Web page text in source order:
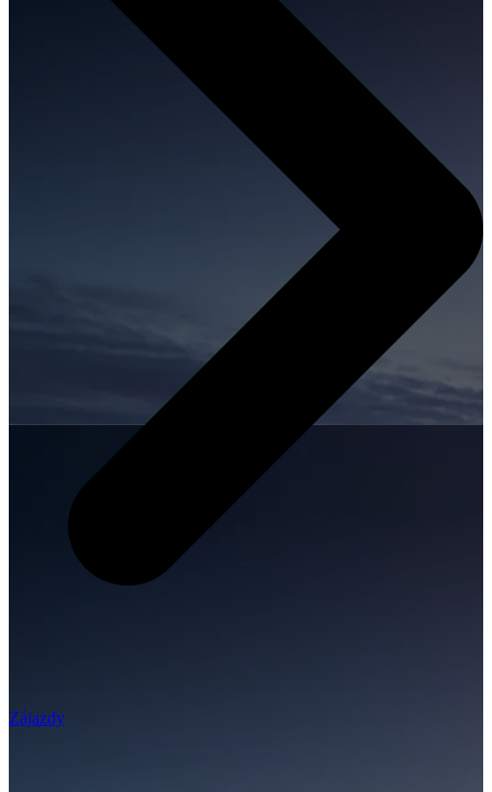
Zájazdy